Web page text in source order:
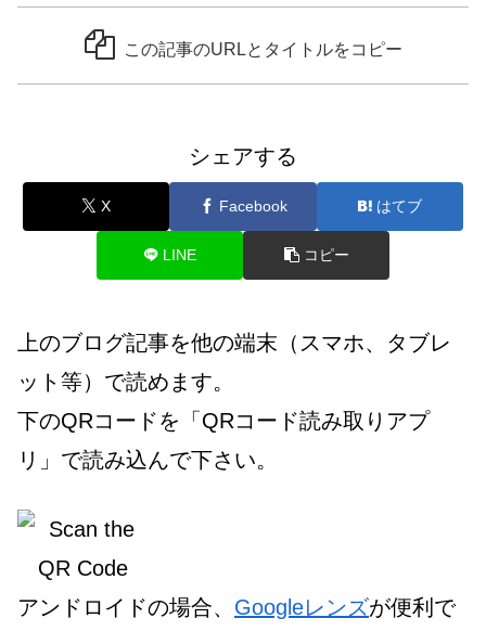
この記事のURLとタイトルをコピー
シェアする
X Facebook はてブ
LINE コピー
上のブログ記事を他の端末（スマホ、タブレ
ット等）で読めます。
下のQRコードを「QRコード読み取りアプ
リ」で読み込んで下さい。
アンドロイドの場合、 Googleレンズが便利で